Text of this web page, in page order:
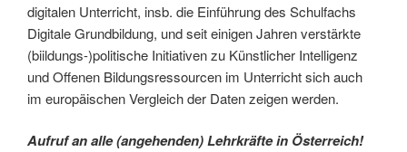
digitalen Unterricht, insb. die Einführung des Schulfachs
Digitale Grundbildung, und seit einigen Jahren verstärkte
(biildungs-)politische Initiativen zu Künstlicher Intelligenz
und Offenen Bildungsressourcen im Unterricht sich auch
im europäischen Vergleich der Daten zeigen werden.
Aufruf an alle (angehenden) Lehrkräfte in Österreich!